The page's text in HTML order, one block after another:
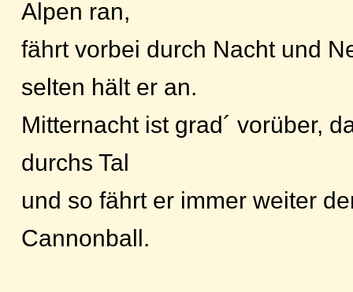
Alpen ran,
fährt vorbei durch Nacht und
selten hält er an.
Mitternacht ist grad´ vorüber,
durchs Tal
und so fährt er immer weiter
Cannonball.